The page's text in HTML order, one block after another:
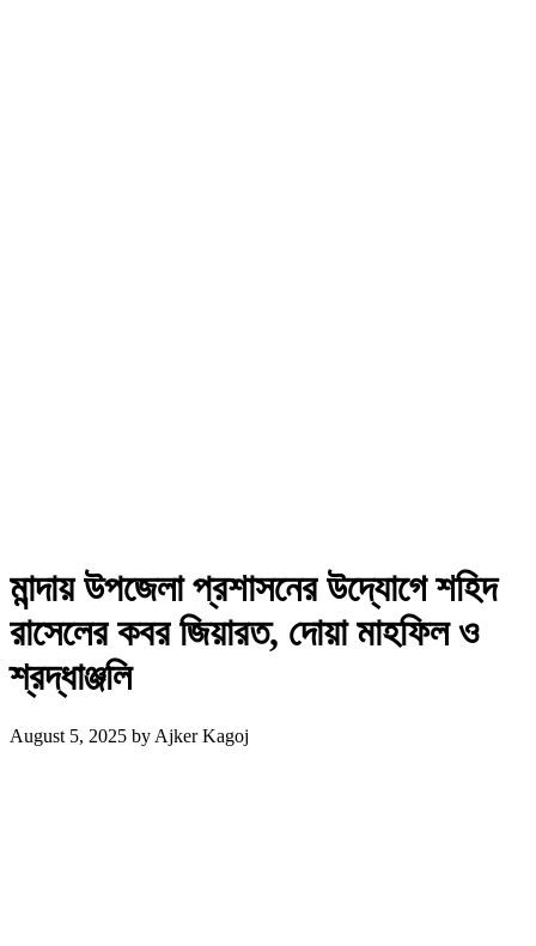
মান্দায় উপজেলা প্রশাসনের উদ্যোগে শহিদ
রাসেলের কবর জিয়ারত, দোয়া মাহফিল ও
শ্রদ্ধাঞ্জলি
August 5, 2025 by Ajker Kagoj